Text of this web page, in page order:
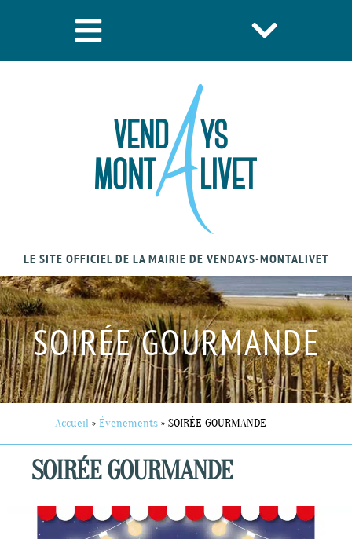
LE SITE OFFICIEL DE LA MAIRIE DE VENDAYS-MONTALIVET
SOIRÉE GOURMANDE
Accueil » Évenements » SOIRÉE GOURMANDE
SOIRÉE GOURMANDE